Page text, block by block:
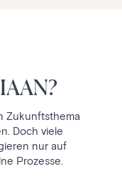
Zukunftsthema
Doch viele
nur auf
Prozesse.